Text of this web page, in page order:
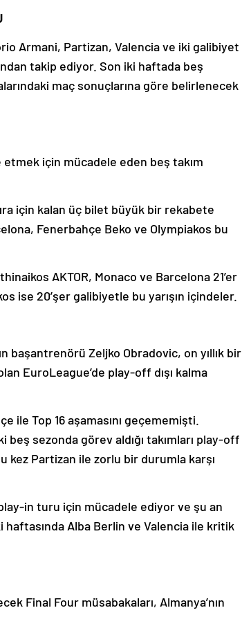
Armani, Partizan, Valencia ve iki galibiyet
takip ediyor. Son iki haftada beş
maç sonuçlarına göre belirlenecek
etmek için mücadele eden beş takım
için kalan üç bilet büyük bir rekabete
Fenerbahçe Beko ve Olympiakos bu
AKTOR, Monaco ve Barcelona 21’er
ise 20’şer galibiyetle bu yarışın içindeler.
başantrenörü Zeljko Obradovic, on yıllık bir
EuroLeague’de play-off dışı kalma
ile Top 16 aşamasını geçememişti.
sezonda görev aldığı takımları play-off
kez Partizan ile zorlu bir durumla karşı
in turu için mücadele ediyor ve şu an
haftasında Alba Berlin ve Valencia ile kritik
Final Four müsabakaları, Almanya’nın